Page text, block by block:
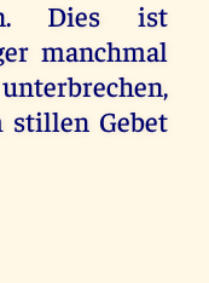
Dies ist
manchmal
Gebet